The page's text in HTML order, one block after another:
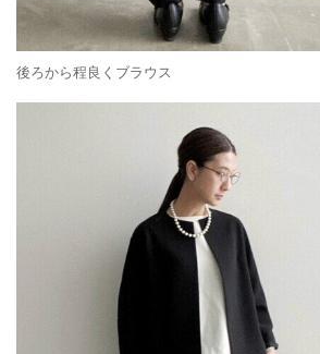
後ろから程良くブラウス